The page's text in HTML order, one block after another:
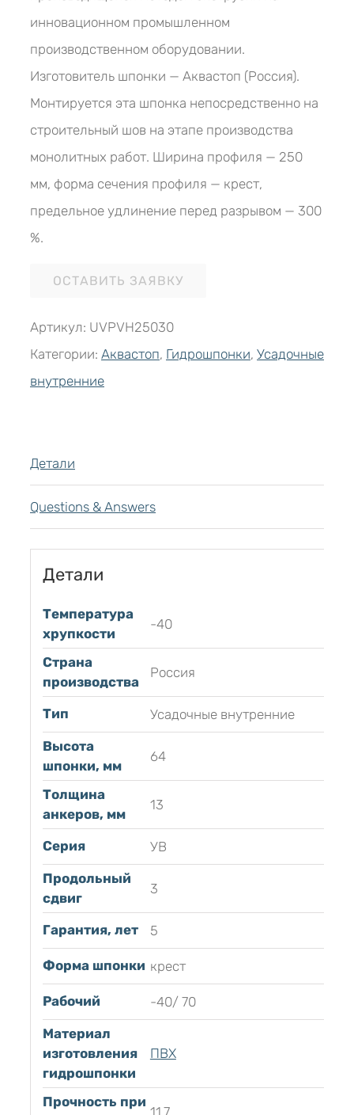
инновационном промышленном
производственном оборудовании.
Изготовитель шпонки — Аквастоп (Россия).
Монтируется эта шпонка непосредственно на
строительный шов на этапе производства
монолитных работ. Ширина профиля — 250
мм, форма сечения профиля — крест,
предельное удлинение перед разрывом — 300
%.
ОСТАВИТЬ ЗАЯВКУ
Артикул: UVPVH25030
Категории: Аквастоп, Гидрошпонки, Усадочные
внутренние
Детали
Questions & Answers
Детали
Температура
хрупкости
-40
Страна
производства
Россия
Тип
Усадочные внутренние
Высота
шпонки, мм
64
Толщина
анкеров, мм
13
Серия
УВ
Продольный
сдвиг
3
Гарантия, лет 5
Форма шпонки крест
Рабочий
-40/ 70
Материал
изготовления
гидрошпонки
ПВХ
Прочность при